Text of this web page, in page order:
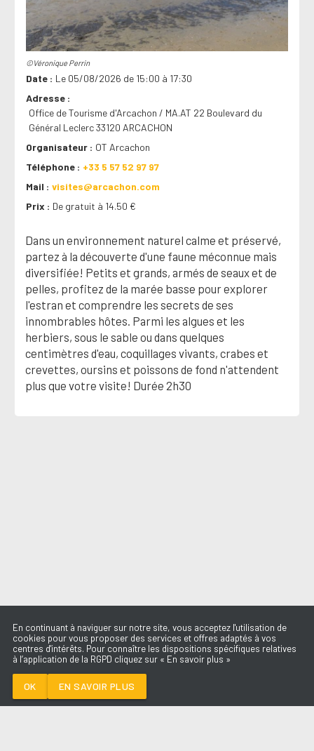
TALK TO YOU
©Véronique Perrin
Date
Le 05/08/2026 de 15:00 à 17:30
Adresse
Office de Tourisme d'Arcachon / MA.AT 22 Boulevard du
Général Leclerc 33120 ARCACHON
Organisateur
OT Arcachon
Téléphone
+33 5 57 52 97 97
Mail
visites@arcachon.com
Prix
De gratuit à 14.50 €
Dans un environnement naturel calme et préservé,
partez à la découverte d'une faune méconnue mais
diversifiée! Petits et grands, armés de seaux et de
pelles, profitez de la marée basse pour explorer
l'estran et comprendre les secrets de ses
innombrables hôtes. Parmi les algues et les
herbiers, sous le sable ou dans quelques
centimètres d'eau, coquillages vivants, crabes et
crevettes, oursins et poissons de fond n'attendent
plus que votre visite! Durée 2h30
En continuant à naviguer sur notre site, vous acceptez l'utilisation de
cookies pour vous proposer des services et offres adaptés à vos
centres d'intérêts. Pour connaître les dispositions spécifiques relatives
à l’application de la RGPD cliquez sur « En savoir plus »
OK EN SAVOIR PLUS